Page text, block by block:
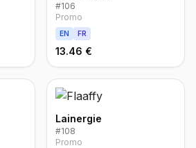
#106
Promo
EN FR
13.46 €
Lainergie
#108
Promo